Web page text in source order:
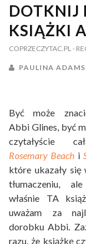
DOTKNIJ
KSIĄŻKI
COPRZECZYTAC.PL -
PAULINA
Być może
Abbi Glines, być
czytałyście
Rosemary Beach i
które ukazały się
tłumaczeniu,
właśnie TA
uważam za
dorobku Abbi.
razu, że książkę